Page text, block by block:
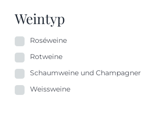
Weintyp
Roséweine
Rotweine
Schaumweine und Champagner
Weissweine